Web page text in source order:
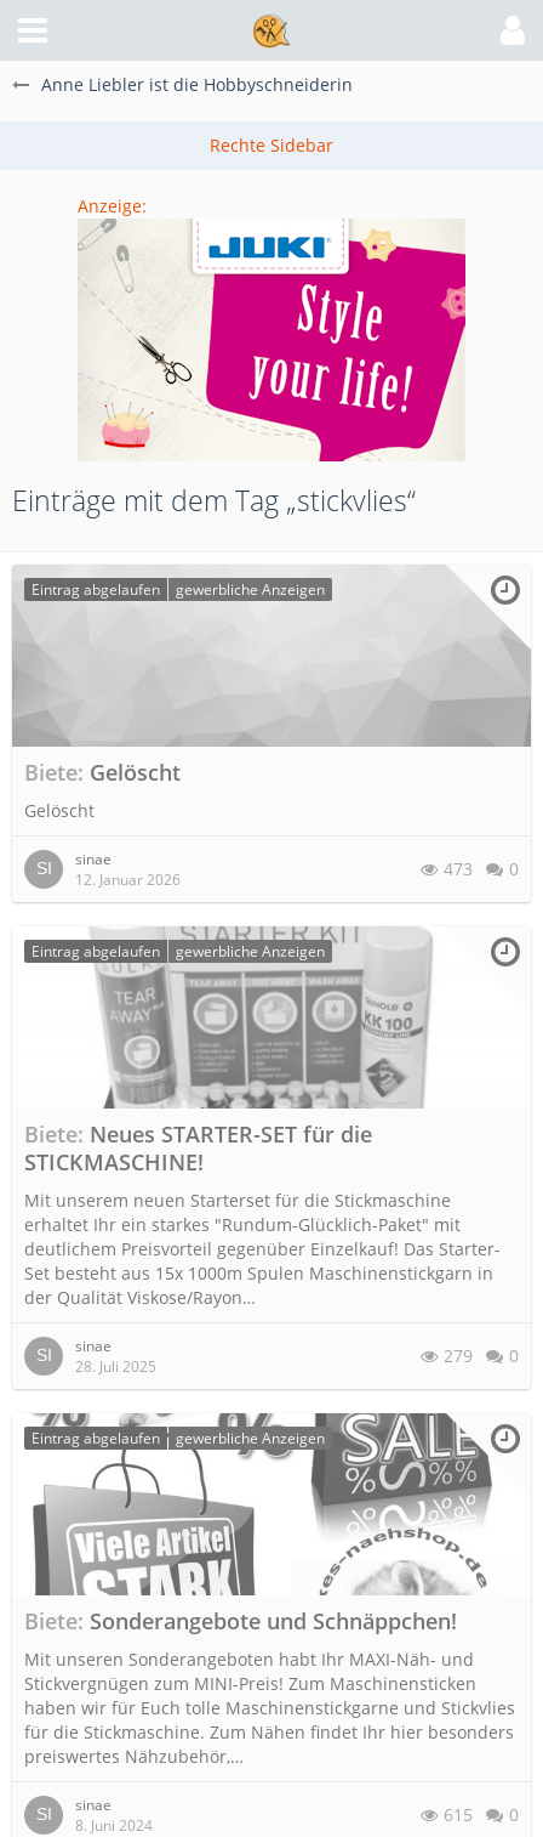
Anne Liebler ist die Hobbyschneiderin
Anzeige:
Einträge mit dem Tag „stickvlies“
Eintrag abgelaufen gewerbliche Anzeigen
Biete Gelöscht
Gelöscht
sinae
12. Januar 2026
473 0
Eintrag abgelaufen gewerbliche Anzeigen
Biete Neues STARTER-SET für die
STICKMASCHINE!
Mit unserem neuen Starterset für die Stickmaschine
erhaltet Ihr ein starkes "Rundum-Glücklich-Paket" mit
deutlichem Preisvorteil gegenüber Einzelkauf! Das Starter-
Set besteht aus 15x 1000m Spulen Maschinenstickgarn in
der Qualität Viskose/Rayon…
sinae
28. Juli 2025
279 0
Eintrag abgelaufen gewerbliche Anzeigen
Biete Sonderangebote und Schnäppchen!
Mit unseren Sonderangeboten habt Ihr MAXI-Näh- und
Stickvergnügen zum MINI-Preis! Zum Maschinensticken
haben wir für Euch tolle Maschinenstickgarne und Stickvlies
für die Stickmaschine. Zum Nähen findet Ihr hier besonders
preiswertes Nähzubehör,…
sinae
8. Juni 2024
615 0